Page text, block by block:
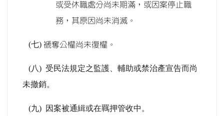
或受休職處分尚未期滿，或因案停止職
務，其原因尚未消滅。
(七) 褫奪公權尚未復權。
(八) 受民法規定之監護、輔助或禁治產宣告而尚
未撤銷。
(九) 因案被通緝或在羈押管收中。